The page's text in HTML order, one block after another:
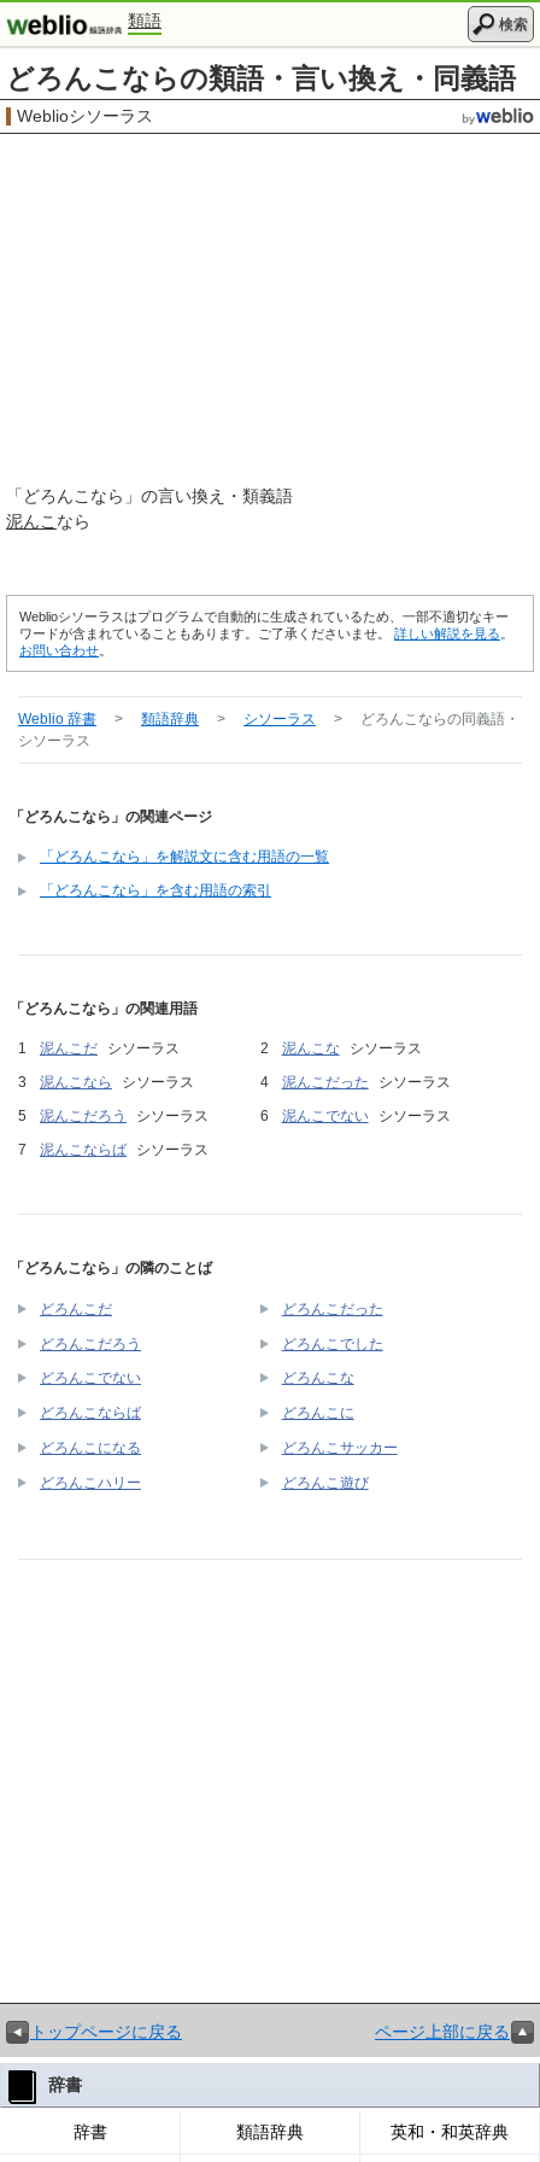
類語 検索
どろんこならの類語・言い換え・同義語
Weblioシソーラス
「 どろんこなら 」の言い換え・類義語
泥んこ なら
Weblioシソーラスはプログラムで自動的に生成されているため、一部不適切なキー
ワードが含まれていることもあります。ご了承くださいませ。 詳しい解説を見る
お問い合わせ
Weblio 辞書 > 類語辞典 > シソーラス > どろんこならの同義語・
シソーラス
「どろんこなら」の関連ページ
「どろんこなら」を解説文に含む用語の一覧
「どろんこなら」を含む用語の索引
「どろんこなら」の関連用語
泥んこだ シソーラス 泥んこな
シソーラス
泥んこなら
シソーラス 泥んこだった
シソーラス
泥んこだろう
シソーラス 泥んこでない
シソーラス
泥んこならば
シソーラス
「どろんこなら」の隣のことば
どろんこだ どろんこだった
どろんこだろう どろんこでした
どろんこでない どろんこな
どろんこならば どろんこに
どろんこになる どろんこサッカー
どろんこハリー どろんこ遊び
トップページに戻る ページ上部に戻る
辞書
辞書 類語辞典 英和・和英辞典